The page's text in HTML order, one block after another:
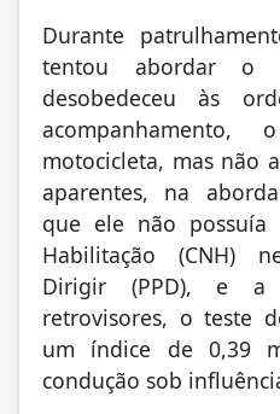
Durante
tentou abordar o
desobedeceu às
motocicleta, mas não
aparentes, na
que ele não possuía
Habilitação (CNH)
Dirigir (PPD), e a
retrovisores, o teste
um índice de 0,39
condução sob